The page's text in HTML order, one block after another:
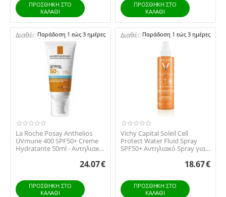
ΠΡΟΣΘΉΚΗ ΣΤΟ
ΚΑΛΆΘΙ
ΠΡΟΣΘΉΚΗ ΣΤΟ
ΚΑΛΆΘΙ
Διαθέσιμο:Παράδοση 1 εώς 3 ημέρες
La Roche Posay Anthelios
UVmune 400 SPF50+ Creme
Hydratante 50ml - Αντηλιακή
24.07€
ΠΡΟΣΘΉΚΗ ΣΤΟ
ΚΑΛΆΘΙ
Διαθέσιμο:Παράδοση 1 εώς 3 ημέρες
Vichy Capital Soleil Cell
Protect Water Fluid Spray
SPF50+ Αντηλιακό Spray για
18.67€
ΠΡΟΣΘΉΚΗ ΣΤΟ
ΚΑΛΆΘΙ